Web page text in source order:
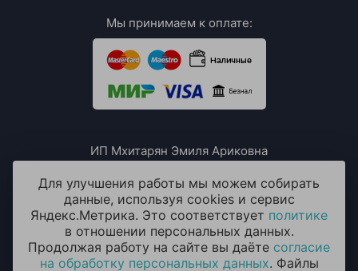
Мы принимаем к оплате:
ИП Мхитарян Эмиля Ариковна
ИНН: 771385063807
ОГРН / ОГРНИП: 319508100076230
Для улучшения работы мы можем собирать
данные, используя cookies и сервис
Яндекс.Метрика. Это соответствует политике
в отношении персональных данных.
Продолжая работу на сайте вы даёте согласие
на обработку персональных данных. Файлы